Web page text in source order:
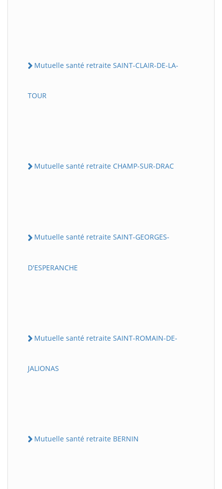
Mutuelle santé retraite SAINT-CLAIR-DE-LA-
TOUR
Mutuelle santé retraite CHAMP-SUR-DRAC
Mutuelle santé retraite SAINT-GEORGES-
D'ESPERANCHE
Mutuelle santé retraite SAINT-ROMAIN-DE-
JALIONAS
Mutuelle santé retraite BERNIN